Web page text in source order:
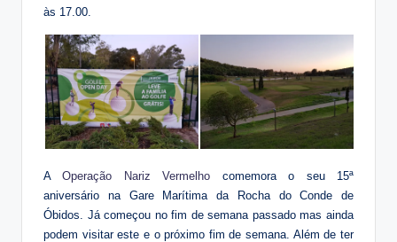
às 17.00.
AOperação Nariz Vermelho comemora o seu 15ª
aniversário na Gare Marítima da Rocha do Conde de
Óbidos. Já começou no fim de semana passado mas ainda
podem visitar este e o próximo fim de semana. Além de ter